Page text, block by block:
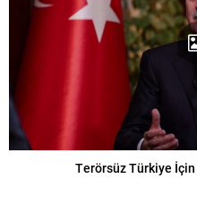
Terörsüz Türkiye İçin